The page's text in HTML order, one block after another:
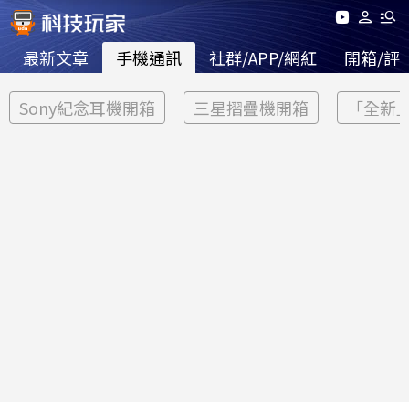
最新文章 手機通訊 社群/APP/網紅 開箱/評
Sony紀念耳機開箱 三星摺疊機開箱 「全新